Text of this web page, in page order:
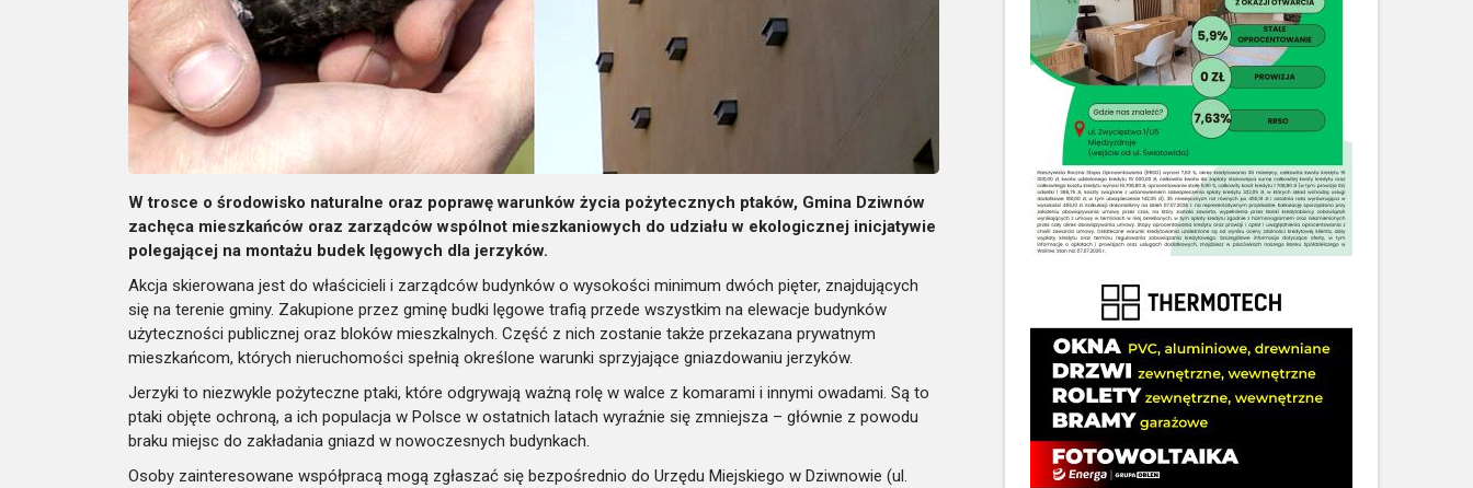
W trosce o środowisko naturalne oraz poprawę warunków życia pożytecznych ptaków, Gmina Dziwnów
zachęca mieszkańców oraz zarządców wspólnot mieszkaniowych do udziału w ekologicznej inicjatywie
polegającej na montażu budek lęgowych dla jerzyków.
Akcja skierowana jest do właścicieli i zarządców budynków o wysokości minimum dwóch pięter, znajdujących
się na terenie gminy. Zakupione przez gminę budki lęgowe trafią przede wszystkim na elewacje budynków
użyteczności publicznej oraz bloków mieszkalnych. Część z nich zostanie także przekazana prywatnym
mieszkańcom, których nieruchomości spełnią określone warunki sprzyjające gniazdowaniu jerzyków.
Jerzyki to niezwykle pożyteczne ptaki, które odgrywają ważną rolę w walce z komarami i innymi owadami. Są to
ptaki objęte ochroną, a ich populacja w Polsce w ostatnich latach wyraźnie się zmniejsza – głównie z powodu
braku miejsc do zakładania gniazd w nowoczesnych budynkach.
Osoby zainteresowane współpracą mogą zgłaszać się bezpośrednio do Urzędu Miejskiego w Dziwnowie (ul.